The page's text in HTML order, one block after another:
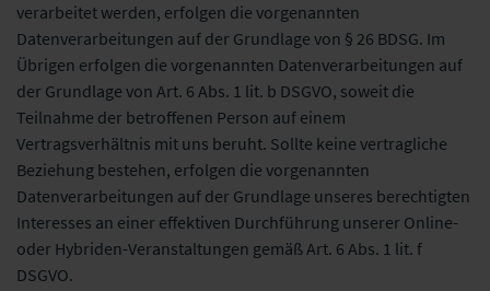
verarbeitet werden, erfolgen die vorgenannten
Datenverarbeitungen auf der Grundlage von § 26 BDSG. Im
Übrigen erfolgen die vorgenannten Datenverarbeitungen auf
der Grundlage von Art. 6 Abs. 1 lit. b DSGVO, soweit die
Teilnahme der betroffenen Person auf einem
Vertragsverhältnis mit uns beruht. Sollte keine vertragliche
Beziehung bestehen, erfolgen die vorgenannten
Datenverarbeitungen auf der Grundlage unseres berechtigten
Interesses an einer effektiven Durchführung unserer Online-
oder Hybriden-Veranstaltungen gemäß Art. 6 Abs. 1 lit. f
DSGVO.